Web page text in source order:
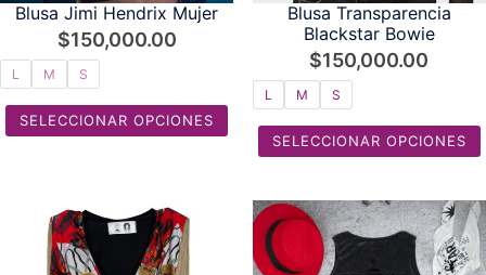
Blusa Jimi Hendrix Mujer
$150,000.00
L M S
SELECCIONAR OPCIONES
Blusa Transparencia
Blackstar Bowie
$150,000.00
L M S
SELECCIONAR OPCIONES